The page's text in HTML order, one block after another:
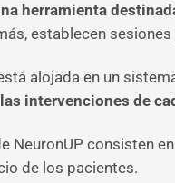
herramienta
establecen
alojada en un
intervenciones de
NeuronUP consisten
de los pacientes.